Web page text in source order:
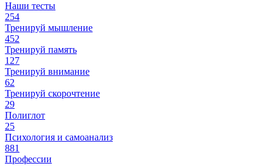
Наши тесты
254
Тренируй мышление
452
Тренируй память
127
Тренируй внимание
62
Тренируй скорочтение
29
Полиглот
25
Психология и самоанализ
881
Профессии